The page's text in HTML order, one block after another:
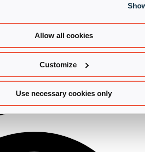
Allow all cookies
Customize
Use necessary cookies only